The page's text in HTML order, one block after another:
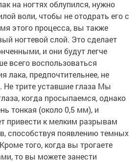
на ногтях облупился, нужно
воли, чтобы не отодрать его с
этого процесса, вы также
ногтевой слой. Это сделает
и они будут легче
всего воспользоваться
лака, предпочтительнее, не
трите уставшие глаза Мы
когда просыпаемся, однако
тонкая (около 0,5 мм), и
привести к мелким разрывам
способствуя появлению темных
того, когда вы трогаете
то вы можете занести